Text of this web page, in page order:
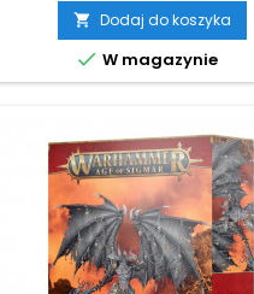
 Dodaj do koszyka
 W magazynie